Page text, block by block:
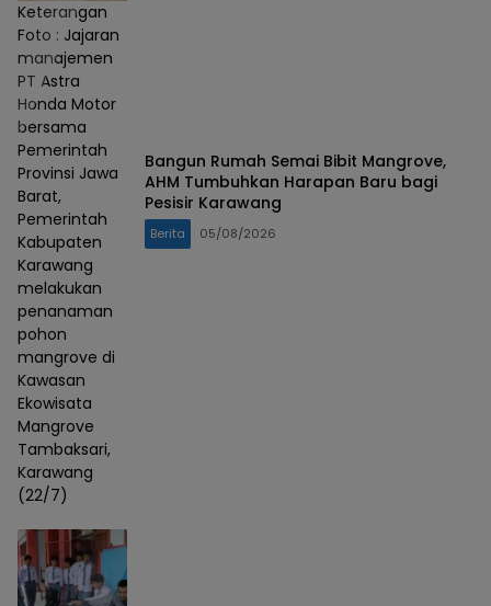
Keterangan
Foto : Jajaran
manajemen
PT Astra
Honda Motor
bersama
Pemerintah
Provinsi Jawa
Barat,
Pemerintah
Kabupaten
Karawang
melakukan
penanaman
pohon
mangrove di
Kawasan
Ekowisata
Mangrove
Tambaksari,
Karawang
(22/7)
Bangun Rumah Semai Bibit Mangrove,
AHM Tumbuhkan Harapan Baru bagi
Pesisir Karawang
Berita 05/08/2026